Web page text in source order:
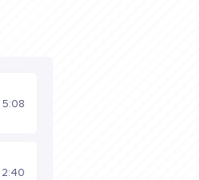
5:08
2:40